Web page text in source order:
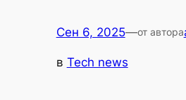
Сен 6, 2025—от автора
в Tech news